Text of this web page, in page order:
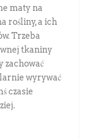
maty na
rośliny, a ich
Trzeba
tkaniny
zachować
wyrywać
czasie